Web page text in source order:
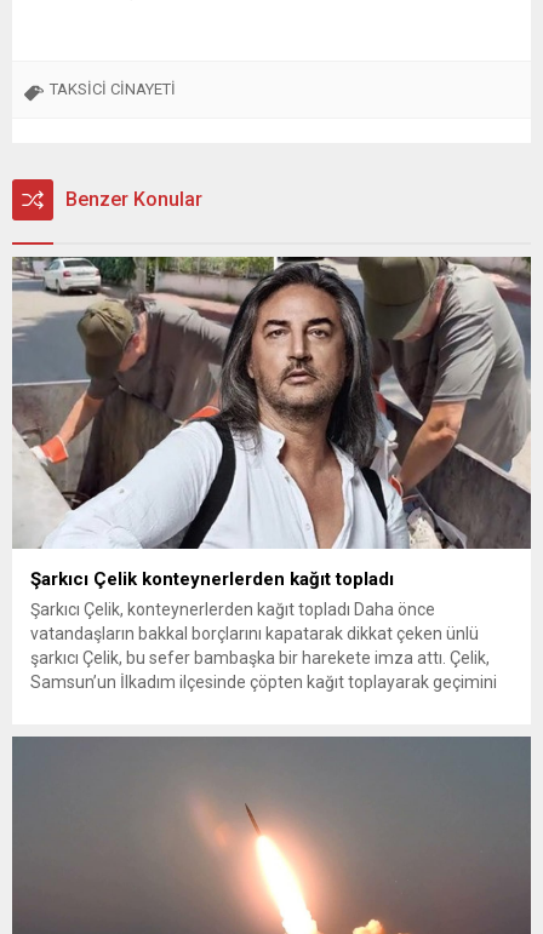
TAKSİCİ CİNAYETİ
Benzer Konular
Şarkıcı Çelik konteynerlerden kağıt topladı
Şarkıcı Çelik, konteynerlerden kağıt topladı Daha önce
vatandaşların bakkal borçlarını kapatarak dikkat çeken ünlü
şarkıcı Çelik, bu sefer bambaşka bir harekete imza attı. Çelik,
Samsun’un İlkadım ilçesinde çöpten kağıt toplayarak geçimini